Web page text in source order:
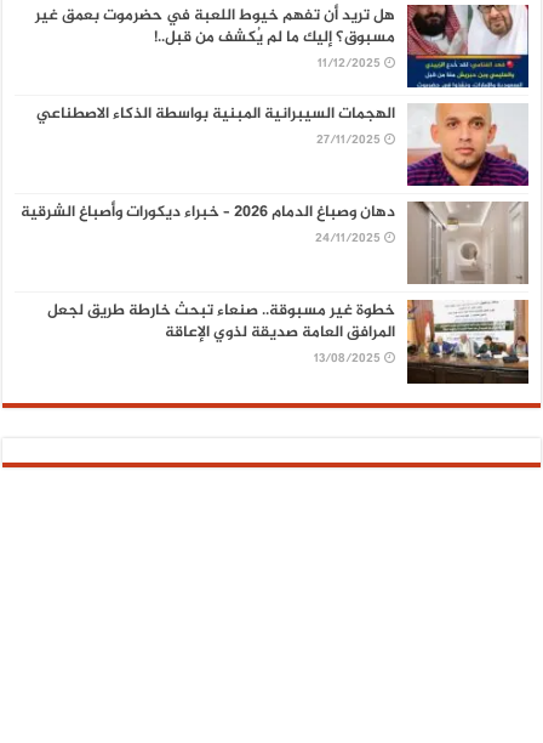
هل تريد أن تفهم خيوط اللعبة في حضرموت بعمق غير
مسبوق؟ إليك ما لم يُكشف من قبل..!
11/12/2025
الهجمات السيبرانية المبنية بواسطة الذكاء الاصطناعي
27/11/2025
دهان وصباغ الدمام 2026 – خبراء ديكورات وأصباغ الشرقية
24/11/2025
خطوة غير مسبوقة.. صنعاء تبحث خارطة طريق لجعل
المرافق العامة صديقة لذوي الإعاقة
13/08/2025